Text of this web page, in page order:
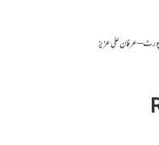
– عرفان علی عزیز